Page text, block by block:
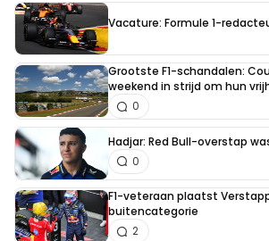
Vacature: Formule 1-
Grootste F1-schandalen:
weekend in strijd om hun
0
Hadjar: Red Bull-overstap
0
F1-veteraan plaatst
buitencategorie
2